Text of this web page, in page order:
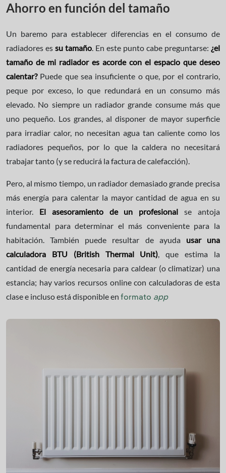
Ahorro en función del tamaño
Un baremo para establecer diferencias en el consumo de
radiadores es su tamaño. En este punto cabe preguntarse: ¿el
tamaño de mi radiador es acorde con el espacio que deseo
calentar?Puede que sea insuficiente o que, por el contrario,
peque por exceso, lo que redundará en un consumo más
elevado. No siempre un radiador grande consume más que
uno pequeño. Los grandes, al disponer de mayor superficie
para irradiar calor, no necesitan agua tan caliente como los
radiadores pequeños, por lo que la caldera no necesitará
trabajar tanto (y se reducirá la factura de calefacción).
Pero, al mismo tiempo, un radiador demasiado grande precisa
más energía para calentar la mayor cantidad de agua en su
interior. El asesoramiento de un profesional se antoja
fundamental para determinar el más conveniente para la
habitación. También puede resultar de ayuda usar una
calculadora BTU (British Thermal Unit), que estima la
cantidad de energía necesaria para caldear (o climatizar) una
estancia; hay varios recursos online con calculadoras de esta
clase e incluso está disponible en formato app